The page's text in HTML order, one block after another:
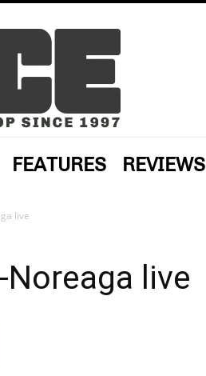
FEATURES REVIEWS
live
Noreaga live